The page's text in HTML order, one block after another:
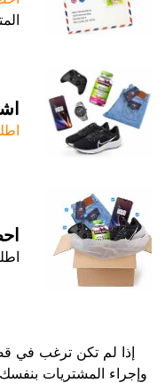
إذا لم تكن ترغب في
وإجراء المشتريات